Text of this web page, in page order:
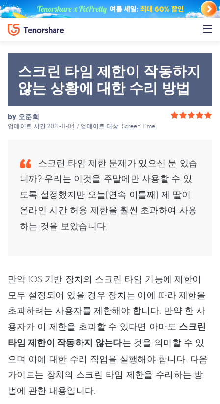
스크린 타임 제한이 작동하지
않는 상황에 대한 수리 방법
by 오준희
업데이트 시간 2021-11-04 / 업데이트 대상 Screen Time
스크린 타임 제한 문제가 있으신 분 있습
니까? 우리는 이것을 주말에만 사용할 수 있
도록 설정했지만 오늘(연속 이틀째) 제 딸이
온라인 시간 허용 제한을 훨씬 초과하여 사용
하는 것을 보았습니다."
만약 iOS 기반 장치의 스크린 타임 기능에 제한이
모두 설정되어 있을 경우 장치는 이에 따라 제한을
초과하려는 사용자를 제한해야 합니다. 만약 한 사
용자가 이 제한을 초과할 수 있다면 아마도 스크린
타임 제한이 작동하지 않는다는 것을 의미할 수 있
으며 이에 대한 수리 작업을 실행해야 합니다. 다음
가이드는 장치의 스크린 타임 제한을 수리하는 방
법에 관한 내용입니다.